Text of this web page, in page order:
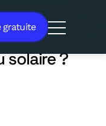
gratuite
solaire ?